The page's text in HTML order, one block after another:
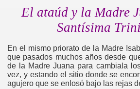
El ataúd y la Madre
Santísima
En el mismo priorato de la Madre
que pasados muchos años desde
de la Madre Juana para cambiala
vez, y estando el sitio donde se
agujero que se enlosó bajo las rejas